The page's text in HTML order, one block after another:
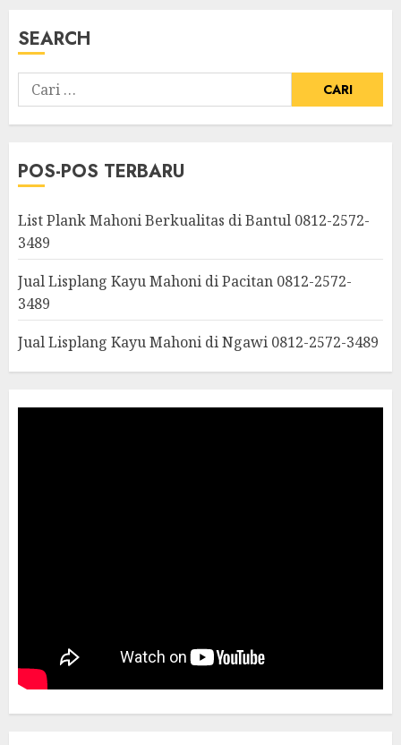
SEARCH
POS-POS TERBARU
List Plank Mahoni Berkualitas di Bantul 0812-2572-
3489
Jual Lisplang Kayu Mahoni di Pacitan 0812-2572-
3489
Jual Lisplang Kayu Mahoni di Ngawi 0812-2572-3489